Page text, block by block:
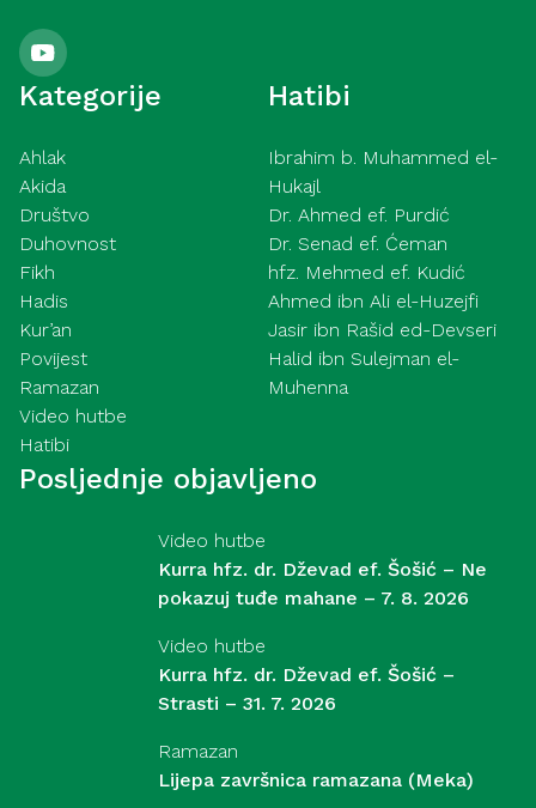
Kategorije
Ahlak
Akida
Društvo
Duhovnost
Fikh
Hadis
Kur’an
Povijest
Ramazan
Video hutbe
Hatibi
Hatibi
Ibrahim b. Muhammed el-
Hukajl
Dr. Ahmed ef. Purdić
Dr. Senad ef. Ćeman
hfz. Mehmed ef. Kudić
Ahmed ibn Ali el-Huzejfi
Jasir ibn Rašid ed-Devseri
Halid ibn Sulejman el-
Muhenna
Posljednje objavljeno
Video hutbe
Kurra hfz. dr. Dževad ef. Šošić – Ne
pokazuj tuđe mahane – 7. 8. 2026
Video hutbe
Kurra hfz. dr. Dževad ef. Šošić –
Strasti – 31. 7. 2026
Ramazan
Lijepa završnica ramazana (Meka)